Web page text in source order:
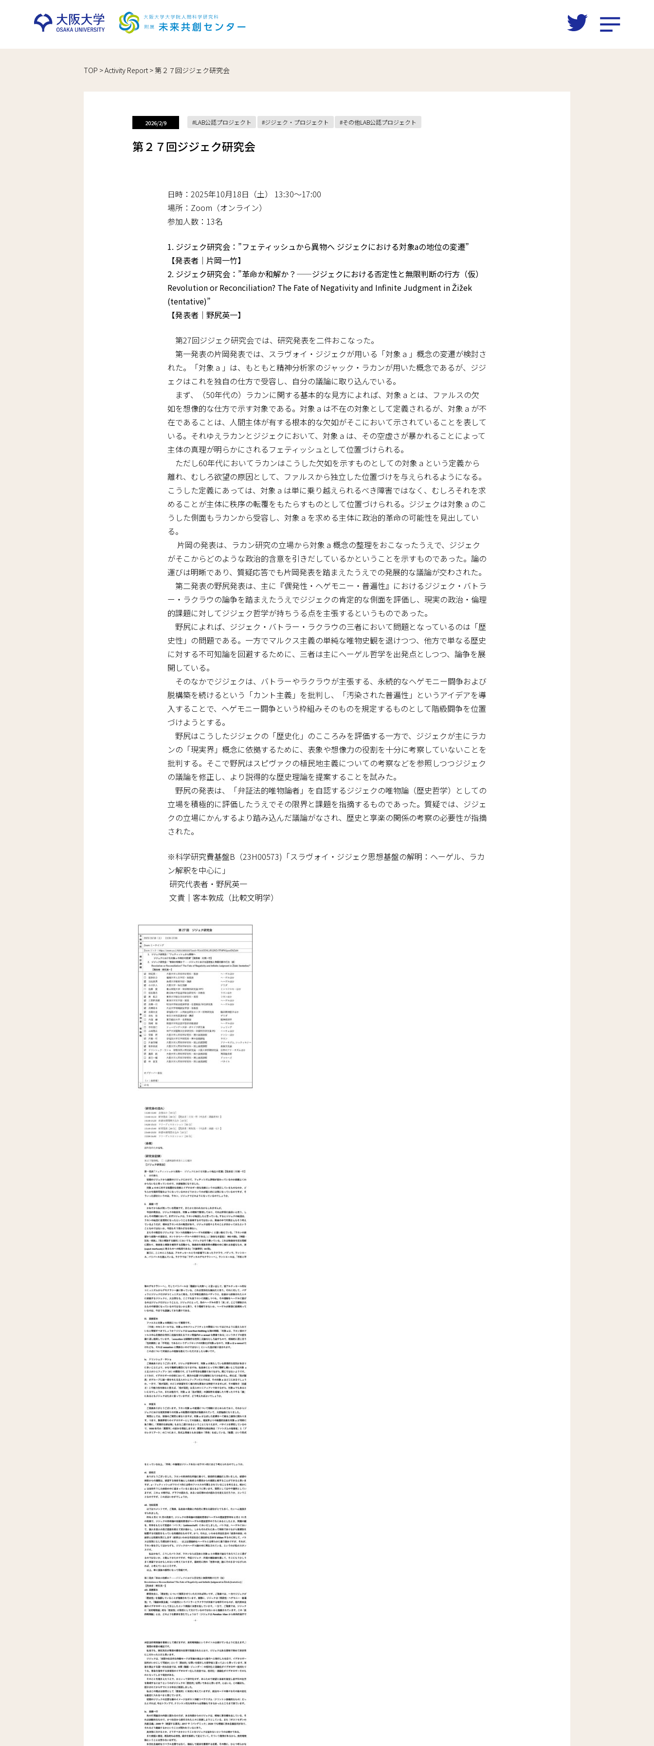
TOP >Activity Report>第２７回ジジェク研究会
2026/2/9 LAB公認プロジェクト ジジェク・プロジェクト その他LAB公認プロジェクト
第２７回ジジェク研究会
日時：2025年10月18日（土） 13:30〜17:00
場所：Zoom（オンライン）
参加人数：13名
1. ジジェク研究会：”フェティッシュから異物へ ジジェクにおける対象aの地位の変遷”
【発表者｜片岡一竹】
2. ジジェク研究会：”革命か和解か？——ジジェクにおける否定性と無限判断の行方（仮）
Revolution or Reconciliation? The Fate of Negativity and Infinite Judgment in Žižek
(tentative)”
【発表者｜野尻英一】
第27回ジジェク研究会では、研究発表を二件おこなった。
第一発表の片岡発表では、スラヴォイ・ジジェクが用いる「対象ａ」概念の変遷が検討さ
れた。「対象ａ」は、もともと精神分析家のジャック・ラカンが用いた概念であるが、ジジ
ェクはこれを独自の仕方で受容し、自分の議論に取り込んでいる。
まず、（50年代の）ラカンに関する基本的な見方によれば、対象ａとは、ファルスの欠
如を想像的な仕方で示す対象である。対象ａは不在の対象として定義されるが、対象ａが不
在であることは、人間主体が有する根本的な欠如がそこにおいて示されていることを表して
いる。それゆえラカンとジジェクにおいて、対象ａは、その空虚さが暴かれることによって
主体の真理が明らかにされるフェティッシュとして位置づけられる。
ただし60年代においてラカンはこうした欠如を示すものとしての対象ａという定義から
離れ、むしろ欲望の原因として、ファルスから独立した位置づけを与えられるようになる。
こうした定義にあっては、対象ａは単に乗り越えられるべき障害ではなく、むしろそれを求
めることが主体に秩序の転覆をもたらすものとして位置づけられる。ジジェクは対象ａのこ
うした側面もラカンから受容し、対象ａを求める主体に政治的革命の可能性を見出してい
る。
片岡の発表は、ラカン研究の立場から対象ａ概念の整理をおこなったうえで、ジジェク
がそこからどのような政治的含意を引きだしているかということを示すものであった。論の
運びは明晰であり、質疑応答でも片岡発表を踏まえたうえでの発展的な議論が交わされた。
第二発表の野尻発表は、主に『偶発性・ヘゲモニー・普遍性』におけるジジェク・バトラ
ー・ラクラウの論争を踏まえたうえでジジェクの肯定的な側面を評価し、現実の政治・倫理
的課題に対してジジェク哲学が持ちうる点を主張するというものであった。
野尻によれば、ジジェク・バトラー・ラクラウの三者において問題となっているのは「歴
史性」の問題である。一方でマルクス主義の単純な唯物史観を退けつつ、他方で単なる歴史
に対する不可知論を回避するために、三者は主にヘーゲル哲学を出発点としつつ、論争を展
開している。
そのなかでジジェクは、バトラーやラクラウが主張する、永続的なヘゲモニー闘争および
脱構築を続けるという「カント主義」を批判し、「汚染された普遍性」というアイデアを導
入することで、ヘゲモニー闘争という枠組みそのものを規定するものとして階級闘争を位置
づけようとする。
野尻はこうしたジジェクの「歴史化」のこころみを評価する一方で、ジジェクが主にラカ
ンの「現実界」概念に依拠するために、表象や想像力の役割を十分に考察していないことを
批判する。そこで野尻はスピヴァクの植民地主義についての考察などを参照しつつジジェク
の議論を修正し、より説得的な歴史理論を提案することを試みた。
野尻の発表は、「弁証法的唯物論者」を自認するジジェクの唯物論（歴史哲学）としての
立場を積極的に評価したうえでその限界と課題を指摘するものであった。質疑では、ジジェ
クの立場にかんするより踏み込んだ議論がなされ、歴史と享楽の関係の考察の必要性が指摘
された。
※科学研究費基盤B（23H00573)「スラヴォイ・ジジェク思想基盤の解明：ヘーゲル、ラカ
ン解釈を中心に」
研究代表者・野尻英一
文責｜客本敦成（比較文明学）